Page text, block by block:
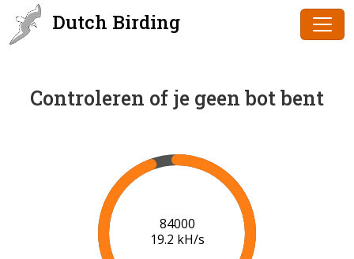
Dutch Birding
Controleren of je geen bot bent
85000
19.2 kH/s